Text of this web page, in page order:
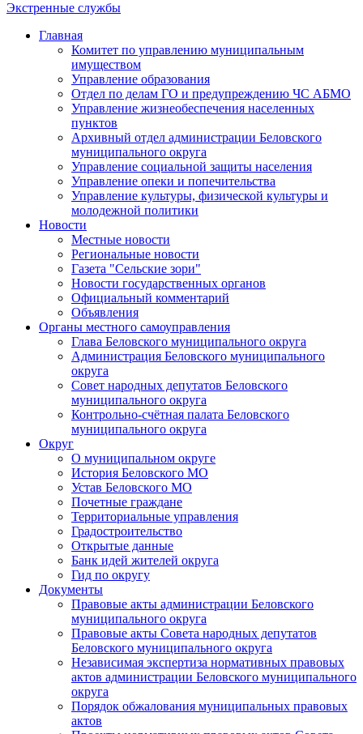
Экстренные службы
Главная
Комитет по управлению муниципальным
имуществом
Управление образования
Отдел по делам ГО и предупреждению ЧС АБМО
Управление жизнеобеспечения населенных
пунктов
Архивный отдел администрации Беловского
муниципального округа
Управление социальной защиты населения
Управление опеки и попечительства
Управление культуры, физической культуры и
молодежной политики
Новости
Местные новости
Региональные новости
Газета "Сельские зори"
Новости государственных органов
Официальный комментарий
Объявления
Органы местного самоуправления
Глава Беловского муниципального округа
Администрация Беловского муниципального
округа
Совет народных депутатов Беловского
муниципального округа
Контрольно-счётная палата Беловского
муниципального округа
Округ
О муниципальном округе
История Беловского МО
Устав Беловского МО
Почетные граждане
Территориальные управления
Градостроительство
Открытые данные
Банк идей жителей округа
Гид по округу
Документы
Правовые акты администрации Беловского
муниципального округа
Правовые акты Совета народных депутатов
Беловского муниципального округа
Независимая экспертиза нормативных правовых
актов администрации Беловского муниципального
округа
Порядок обжалования муниципальных правовых
актов